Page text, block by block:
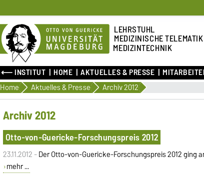
LEHRSTUHL
MEDIZINISCHE
MEDIZINTECHNIK
⟵ INSTITUT HOME AKTUELLES & PRESSE
Home Aktuelles & Presse Archiv 2012
Archiv 2012
Otto-von-Guericke-Forschungspreis 2012
23.11.2012 -Der Otto-von-Guericke-Forschungspreis 2012 ging
mehr ...